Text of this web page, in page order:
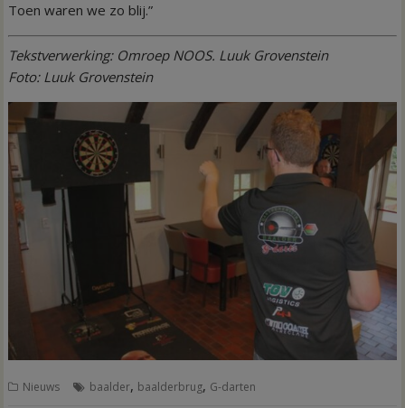
Toen waren we zo blij.”
Tekstverwerking: Omroep NOOS. Luuk Grovenstein
Foto: Luuk Grovenstein
Nieuws baalder, baalderbrug, G-darten